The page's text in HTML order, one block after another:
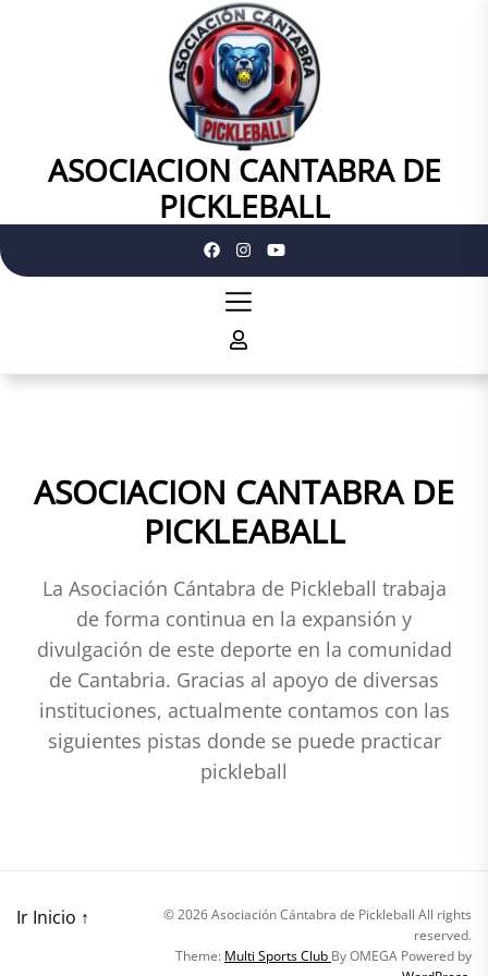
ASOCIACION
CANTABRA
DE
PICKLEBALL
ASOCIACION CANTABRA DE
PICKLEBALL
ASOCIACION CANTABRA DE
PICKLEABALL
La Asociación Cántabra de Pickleball trabaja
de forma continua en la expansión y
divulgación de este deporte en la comunidad
de Cantabria. Gracias al apoyo de diversas
instituciones, actualmente contamos con las
siguientes pistas donde se puede practicar
pickleball
All rights
reserved.
Theme: Multi Sports Club ByOMEGA Powered by
Ir Inicio ↑